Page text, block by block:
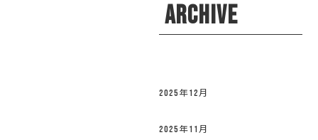
ARCHIVE
2025年12月
2025年11月